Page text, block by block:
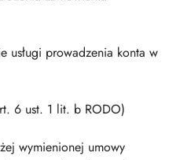
usługi prowadzenia konta w
6 ust. 1 lit. b RODO)
wymienionej umowy